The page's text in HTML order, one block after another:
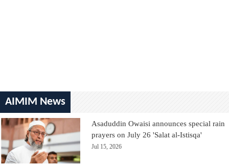
AIMIM News
Asaduddin Owaisi announces special rain
prayers on July 26 'Salat al-Istisqa'
Jul 15, 2026